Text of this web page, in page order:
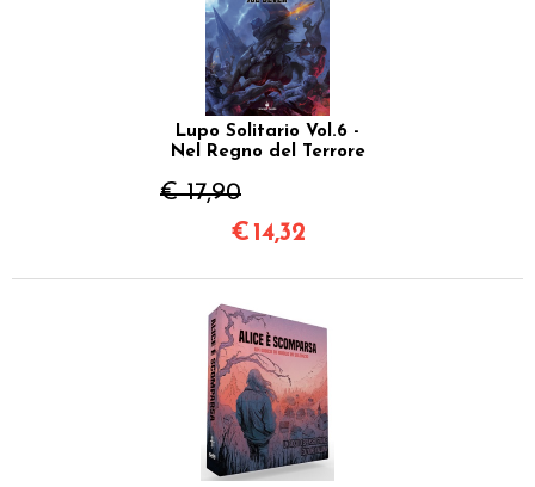
Lupo Solitario Vol.6 -
Nel Regno del Terrore
€ 17,90
€ 14,32